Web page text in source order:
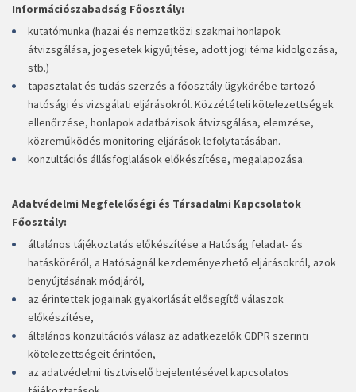
Információszabadság Főosztály:
kutatómunka (hazai és nemzetközi szakmai honlapok
átvizsgálása, jogesetek kigyűjtése, adott jogi téma kidolgozása,
stb.)
tapasztalat és tudás szerzés a főosztály ügykörébe tartozó
hatósági és vizsgálati eljárásokról. Közzétételi kötelezettségek
ellenőrzése, honlapok adatbázisok átvizsgálása, elemzése,
közreműködés monitoring eljárások lefolytatásában.
konzultációs állásfoglalások előkészítése, megalapozása.
Adatvédelmi Megfelelőségi és Társadalmi Kapcsolatok
Főosztály:
általános tájékoztatás előkészítése a Hatóság feladat- és
hatásköréről, a Hatóságnál kezdeményezhető eljárásokról, azok
benyújtásának módjáról,
az érintettek jogainak gyakorlását elősegítő válaszok
előkészítése,
általános konzultációs válasz az adatkezelők GDPR szerinti
kötelezettségeit érintően,
az adatvédelmi tisztviselő bejelentésével kapcsolatos